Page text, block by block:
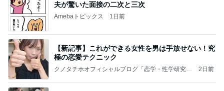
夫が驚いた面接の二次と三次
Amebaトピックス 1日前
【新記事】これができる女性を男は手放せない！究
極の恋愛テクニック
クノタチホオフィシャルブログ「恋学・性学研究
2日前